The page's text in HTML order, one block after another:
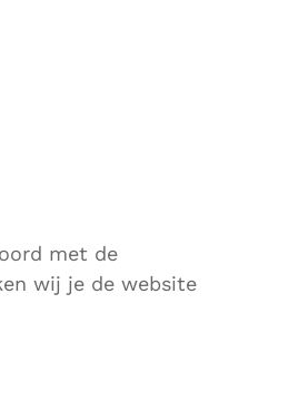
met de
wij je de website